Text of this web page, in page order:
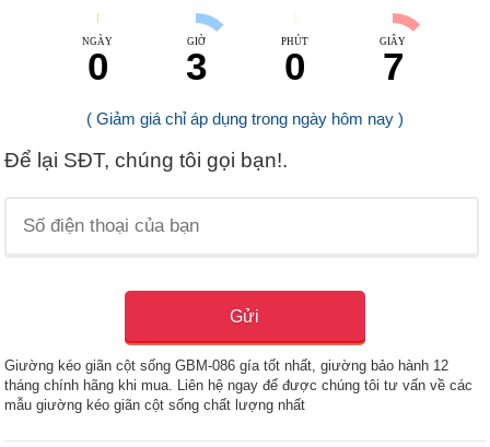
NGÀY
0
GIỜ
3
PHÚT
0
GIÂY
6
( Giảm giá chỉ áp dụng trong ngày hôm nay )
Để lại SĐT, chúng tôi gọi bạn!.
Giường kéo giãn cột sống GBM-086 gía tốt nhất, giường bảo hành 12
tháng chính hãng khi mua. Liên hệ ngay để được chúng tôi tư vấn về các
mẫu giường kéo giãn cột sống chất lượng nhất